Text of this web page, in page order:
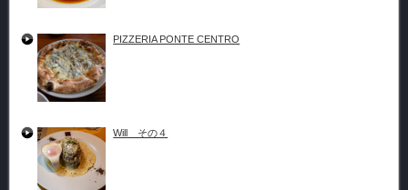
PIZZERIA PONTE CENTRO
Will その４